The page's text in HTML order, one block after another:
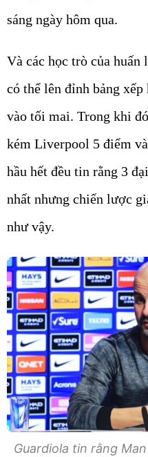
sáng ngày hôm qua.
Và các học trò của huấn
có thể lên đỉnh bảng xếp
vào tối mai. Trong khi
kém Liverpool 5 điểm
hầu hết đều tin rằng 3
nhất nhưng chiến lược
như vậy.
Guardiola tin rằng